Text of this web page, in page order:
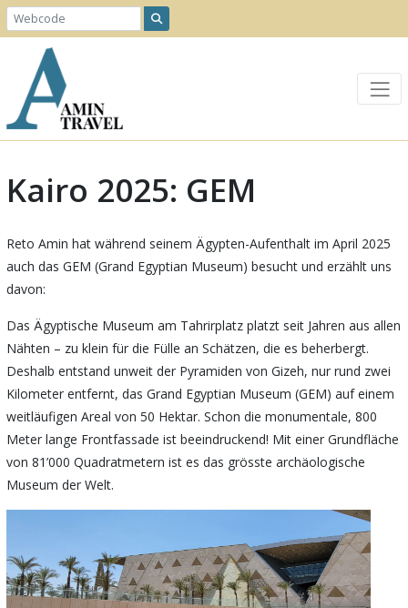
Kairo 2025: GEM
Reto Amin hat während seinem Ägypten-Aufenthalt im April 2025
auch das GEM (Grand Egyptian Museum) besucht und erzählt uns
davon:
Das Ägyptische Museum am Tahrirplatz platzt seit Jahren aus allen
Nähten – zu klein für die Fülle an Schätzen, die es beherbergt.
Deshalb entstand unweit der Pyramiden von Gizeh, nur rund zwei
Kilometer entfernt, das Grand Egyptian Museum (GEM) auf einem
weitläufigen Areal von 50 Hektar. Schon die monumentale, 800
Meter lange Frontfassade ist beeindruckend! Mit einer Grundfläche
von 81’000 Quadratmetern ist es das grösste archäologische
Museum der Welt.